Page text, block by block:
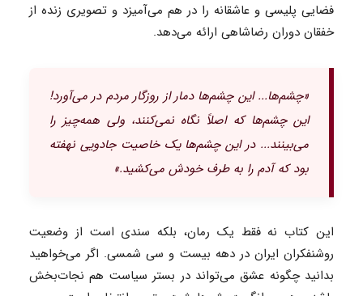
فضایی پلیسی و عاشقانه را در هم می‌آمیزد و تصویری زنده از
خفقان دوران رضاشاهی ارائه می‌دهد.
«چشم‌ها... این چشم‌ها دمار از روزگار مردم در می‌آورد!
این چشم‌ها که اصلاً نگاه نمی‌کنند، ولی همه‌چیز را
می‌بینند... در این چشم‌ها یک خاصیت جادویی نهفته
بود که آدم را به طرف خودش می‌کشید.»
این کتاب نه فقط یک رمان، بلکه سندی است از وضعیت
روشنفکران ایران در دهه بیست و سی شمسی. اگر می‌خواهید
بدانید چگونه عشق می‌تواند در بستر سیاست هم نجات‌بخش